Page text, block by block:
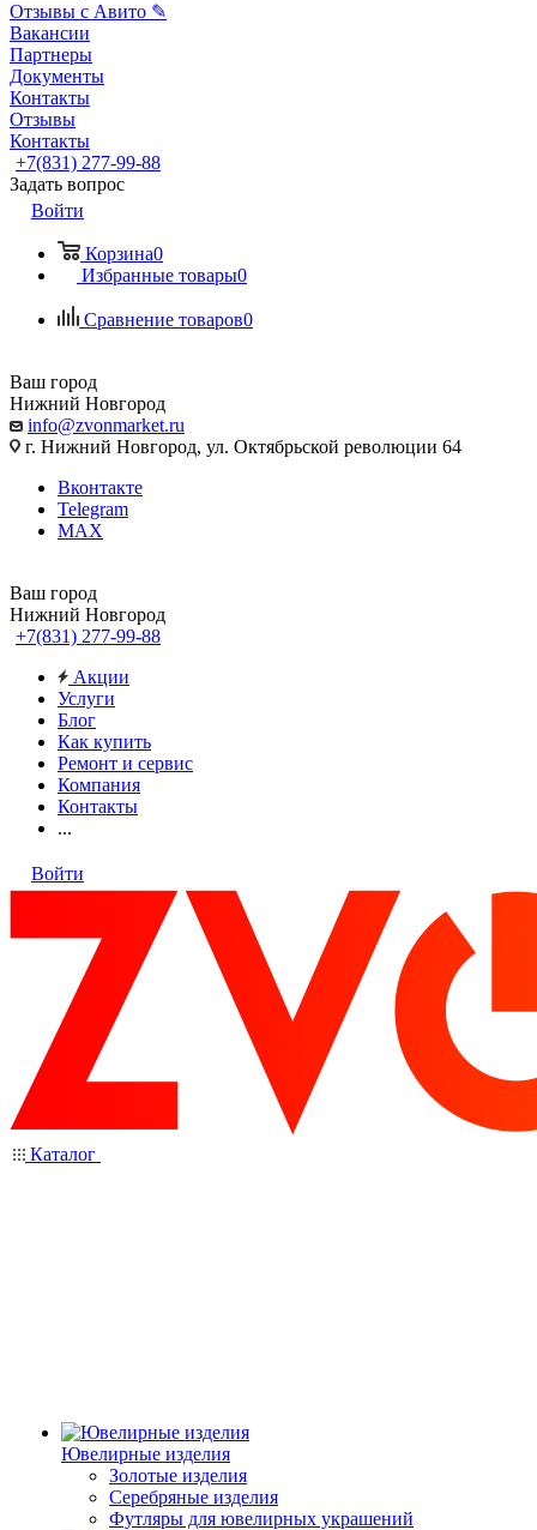
Отзывы с Авито ✎
Вакансии
Партнеры
Документы
Контакты
Отзывы
Контакты
+7(831) 277-99-88
Задать вопрос
Войти
Корзина0
Избранные товары0
Сравнение товаров0
Ваш город
Нижний Новгород
info@zvonmarket.ru
г. Нижний Новгород, ул. Октябрьской революции 64
Вконтакте
Telegram
MAX
Ваш город
Нижний Новгород
+7(831) 277-99-88
Акции
Услуги
Блог
Как купить
Ремонт и сервис
Компания
Контакты
...
Войти
Каталог
Ювелирные изделия
Золотые изделия
Серебряные изделия
Футляры для ювелирных украшений